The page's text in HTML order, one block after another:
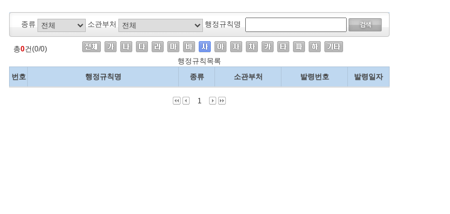
종류 소관부처 행정규칙명
총0건(0/0)
행정규칙목록
번호
행정규칙명 종류 소관부처 발령번호 발령일자
1